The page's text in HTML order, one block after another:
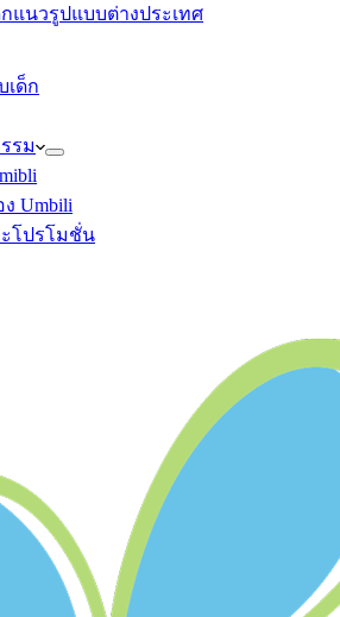
กแนวรูปแบบต่างประเทศ
เด็ก
รม
Umbili
โปรโมชั่น